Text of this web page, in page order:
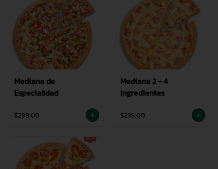
Mediana de
Especialidad
$299.00
Mediana 2 - 4
Ingredientes
$239.00